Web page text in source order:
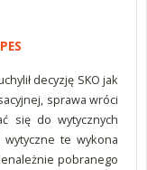
decyzję SKO jak
sprawa wróci
się do wytycznych
te wykona
pobranego